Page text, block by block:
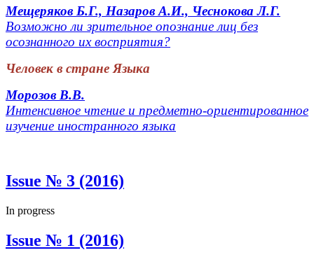
Мещеряков Б.Г., Назаров А.И., Чеснокова Л.Г.
Возможно ли зрительное опознание лиц без
осознанного их восприятия?
Человек в стране Языка
Морозов В.В.
Интенсивное чтение и предметно-ориентированное
изучение иностранного языка
Issue № 3 (2016)
In progress
Issue № 1 (2016)